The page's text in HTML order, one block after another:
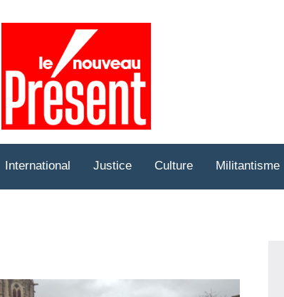
International Justice Culture Militantisme